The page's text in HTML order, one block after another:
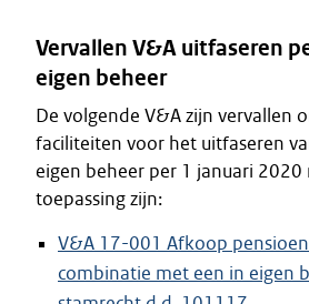
Vervallen V&A uitfaseren
eigen beheer
De volgende V&A zijn vervallen
faciliteiten voor het uitfaseren
eigen beheer per 1 januari 2020
toepassing zijn:
V&A 17-001 Afkoop
combinatie met een in eigen